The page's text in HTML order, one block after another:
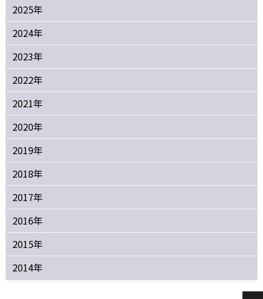
2025年
2024年
2023年
2022年
2021年
2020年
2019年
2018年
2017年
2016年
2015年
2014年